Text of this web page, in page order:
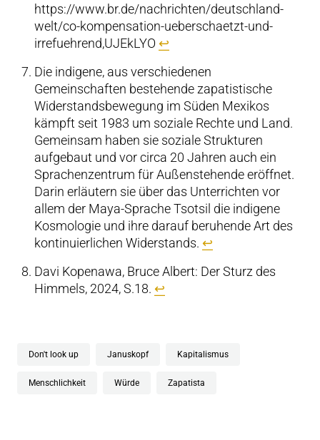
https://www.br.de/nachrichten/deutschland-
welt/co-kompensation-ueberschaetzt-und-
irrefuehrend,UJEkLYO ↩︎
Die indigene, aus verschiedenen
Gemeinschaften bestehende zapatistische
Widerstandsbewegung im Süden Mexikos
kämpft seit 1983 um soziale Rechte und Land.
Gemeinsam haben sie soziale Strukturen
aufgebaut und vor circa 20 Jahren auch ein
Sprachenzentrum für Außenstehende eröffnet.
Darin erläutern sie über das Unterrichten vor
allem der Maya-Sprache Tsotsil die indigene
Kosmologie und ihre darauf beruhende Art des
kontinuierlichen Widerstands. ↩︎
Davi Kopenawa, Bruce Albert: Der Sturz des
Himmels, 2024, S.18. ↩︎
Don't look up Januskopf Kapitalismus
Menschlichkeit Würde Zapatista